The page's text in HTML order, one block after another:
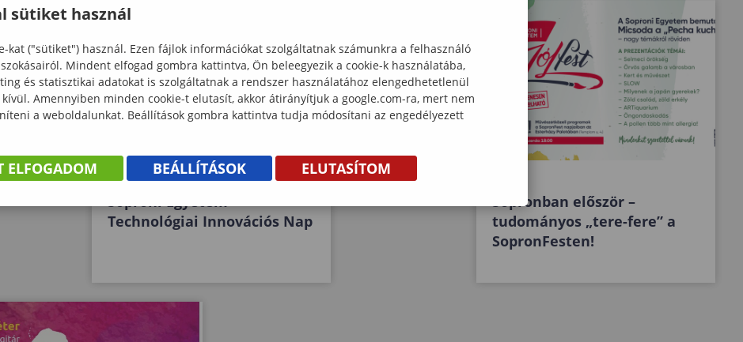
Soproni Egyetem
Technológiai Innovációs Nap
Sopronban először –
tudományos „tere-fere” a
SopronFesten!
sütiket használ
kat ("sütiket") használ. Ezen fájlok információkat szolgáltatnak számunkra a felhasználó
Mindent elfogad gombra kattintva, Ön beleegyezik a cookie-k használatába,
és statisztikai adatokat is szolgáltatnak a rendszer használatához elengedhetetlenül
kívül. Amennyiben minden cookie-t elutasít, akkor átirányítjuk a google.com-ra, mert nem
a weboldalunkat. Beállítások gombra kattintva tudja módosítani az engedélyezett
ELFOGADOM BEÁLLÍTÁSOK ELUTASÍTOM